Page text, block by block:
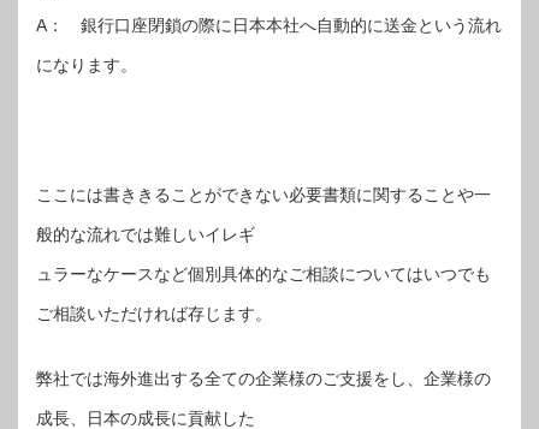
A： 銀行口座閉鎖の際に日本本社へ自動的に送金という流れ
になります。
ここには書ききることができない必要書類に関することや一
般的な流れでは難しいイレギ
ュラーなケースなど個別具体的なご相談についてはいつでも
ご相談いただければ存じます。
弊社では海外進出する全ての企業様のご支援をし、企業様の
成長、日本の成長に貢献した